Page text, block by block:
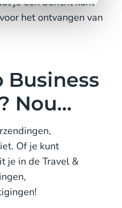
het ontvangen van
Business
Nou...
Of je kunt
je in de Travel &